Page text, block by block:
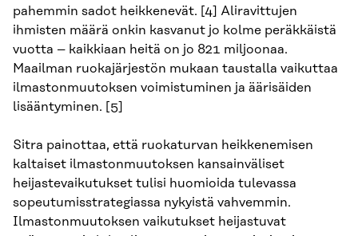
pahemmin sadot heikkenevät. [4] Aliravittujen
ihmisten määrä onkin kasvanut jo kolme peräkkäistä
vuotta – kaikkiaan heitä on jo 821 miljoonaa.
Maailman ruokajärjestön mukaan taustalla vaikuttaa
ilmastonmuutoksen voimistuminen ja äärisäiden
lisääntyminen. [5]
Sitra painottaa, että ruokaturvan heikkenemisen
kaltaiset ilmastonmuutoksen kansainväliset
heijastevaikutukset tulisi huomioida tulevassa
sopeutumisstrategiassa nykyistä vahvemmin.
Ilmastonmuutoksen vaikutukset heijastuvat